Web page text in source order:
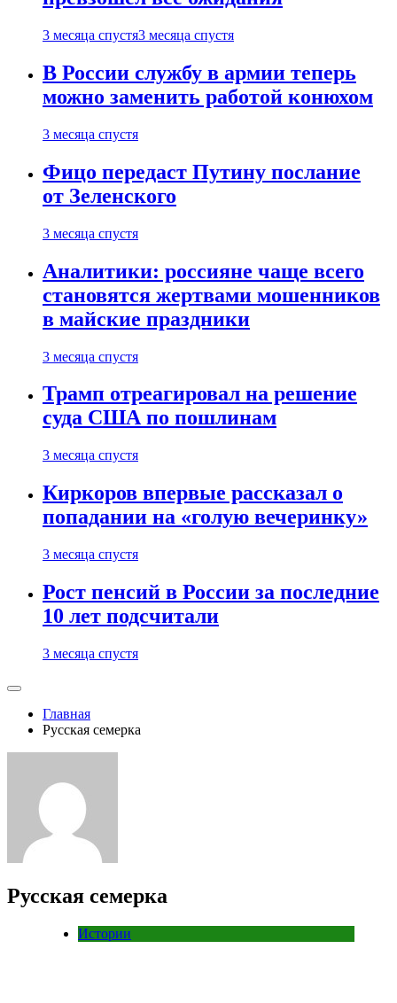
3 месяца спустя3 месяца спустя
В России службу в армии теперь
можно заменить работой конюхом
3 месяца спустя
Фицо передаст Путину послание
от Зеленского
3 месяца спустя
Аналитики: россияне чаще всего
становятся жертвами мошенников
в майские праздники
3 месяца спустя
Трамп отреагировал на решение
суда США по пошлинам
3 месяца спустя
Киркоров впервые рассказал о
попадании на «голую вечеринку»
3 месяца спустя
Рост пенсий в России за последние
10 лет подсчитали
3 месяца спустя
Главная
Русская семерка
Русская семерка
Истории